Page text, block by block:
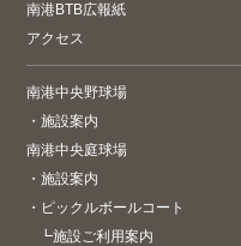
南港BTB広報紙
アクセス
南港中央野球場
・施設案内
南港中央庭球場
・施設案内
・ ピックルボールコート
┗施設ご利用案内